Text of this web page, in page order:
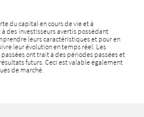
du capital en cours de vie et à
à des investisseurs avertis possédant
leurs caractéristiques et pour en
leur évolution en temps réel. Les
ont trait à des périodes passées et
futurs. Ceci est valable également
de marché.